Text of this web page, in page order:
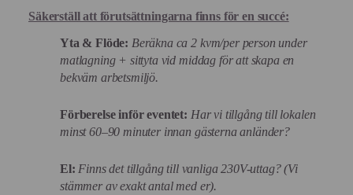
Säkerställ att förutsättningarna finns för en succé:
Yta & Flöde: Beräkna ca 2 kvm/per person under
matlagning + sittyta vid middag för att skapa en
bekväm arbetsmiljö.
Förberelse inför eventet: Har vi tillgång till lokalen
minst 60–90 minuter innan gästerna anländer?
El: Finns det tillgång till vanliga 230V-uttag? (Vi
stämmer av exakt antal med er).